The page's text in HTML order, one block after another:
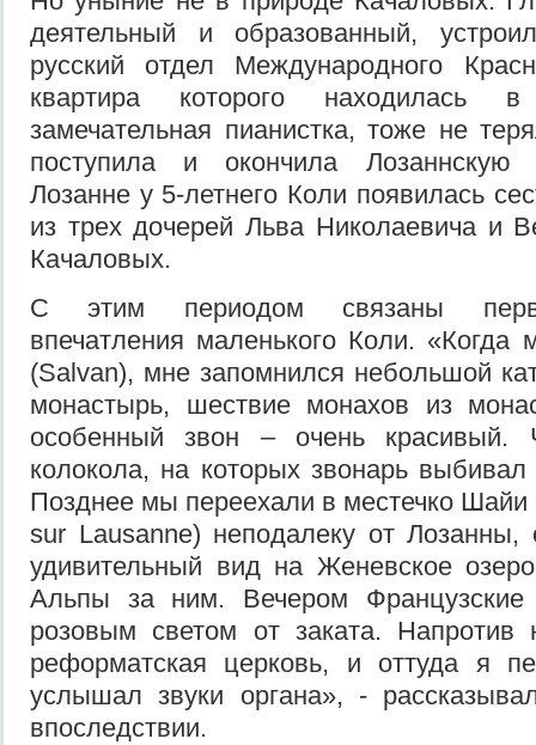
деятельный и образованный,
русский отдел Международного
квартира которого
замечательная пианистка, тоже не
поступила и окончила Лозаннскую
Лозанне у 5-летнего Коли появилась
из трех дочерей Льва Николаевича и
Качаловых.
С этим периодом связаны
впечатления маленького Коли.
(Salvan), мне запомнился небольшой
монастырь, шествие монахов из
особенный звон – очень красивый.
колокола, на которых звонарь
Позднее мы переехали в местечко
sur Lausanne) неподалеку от Лозанны,
удивительный вид на Женевское
Альпы за ним. Вечером Французские
розовым светом от заката.
реформатская церковь, и оттуда я
услышал звуки органа», -
впоследствии.